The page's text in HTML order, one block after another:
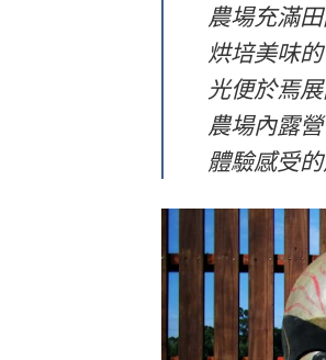
農場充滿
烘培美味
光便於焉
農場內露
體驗感受